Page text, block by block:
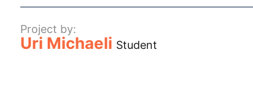
Project by:
Uri Michaeli Student